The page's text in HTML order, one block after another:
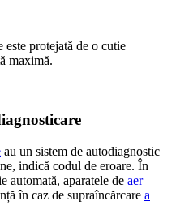
protejată de o cutie
maximă.
au un sistem de autodiagnostic
indică codul de eroare. În
automată, aparatele de aer
în caz de supraîncărcare a